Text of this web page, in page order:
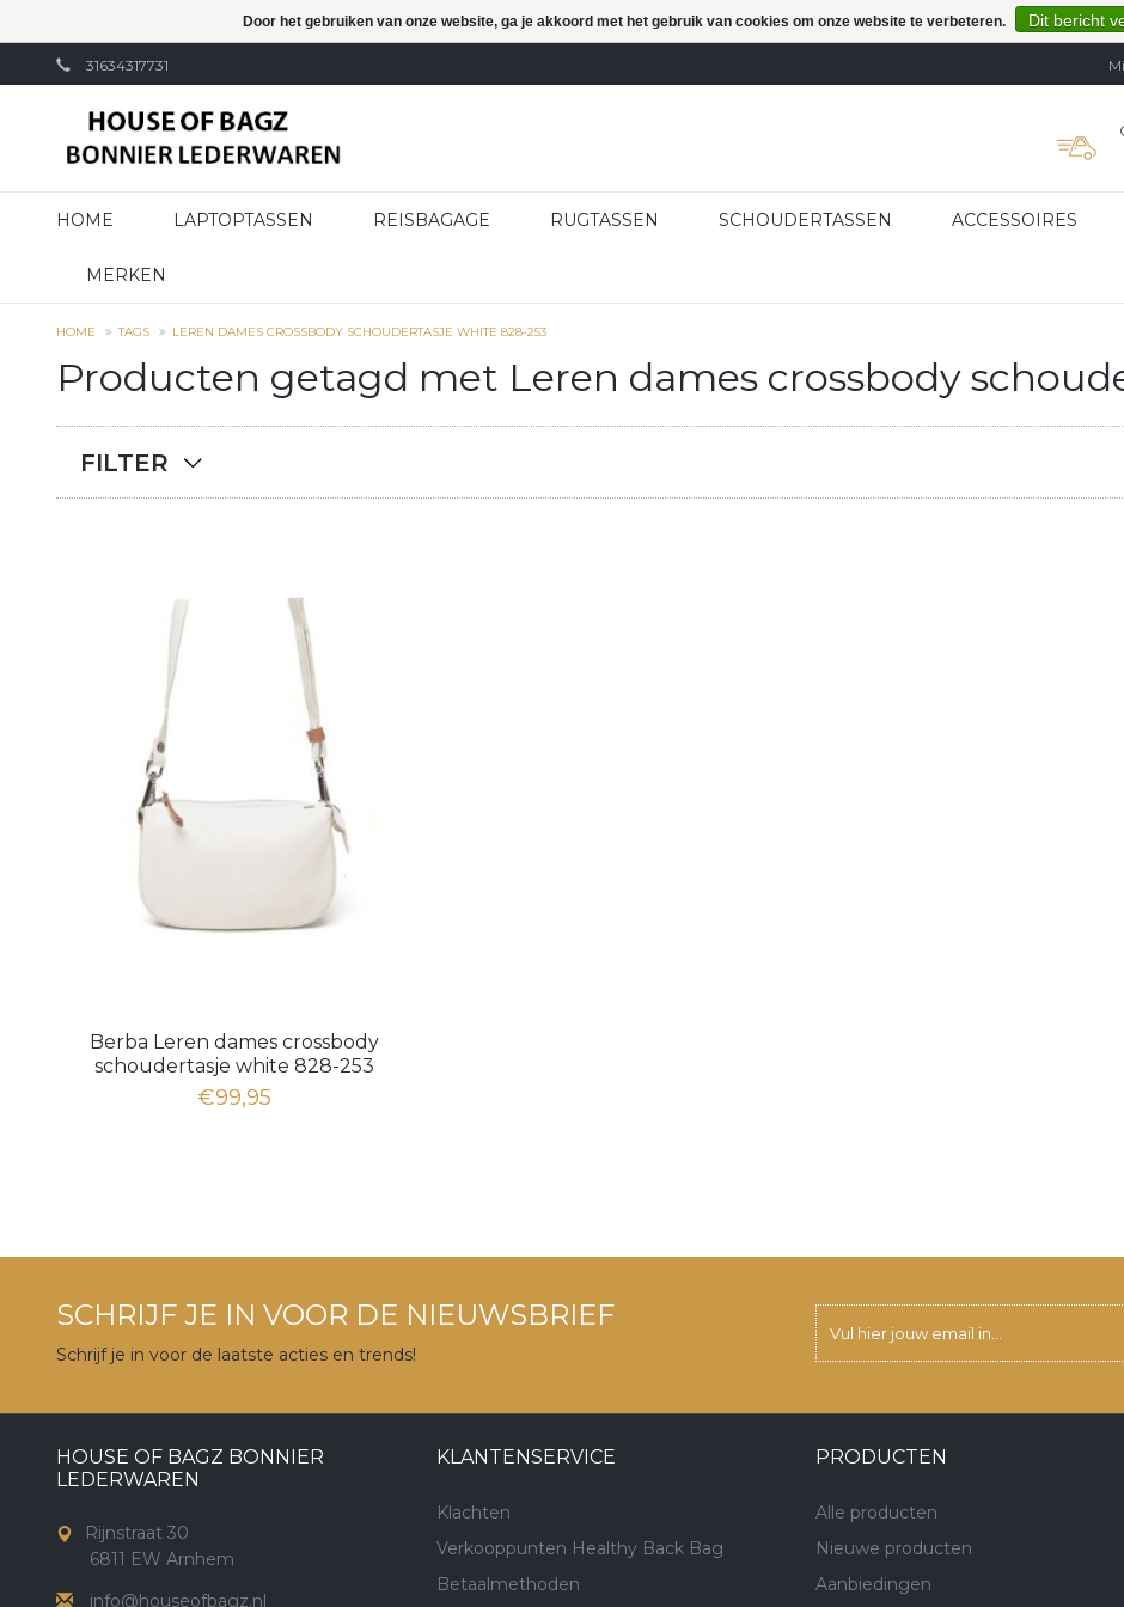
31634317731
HOME LAPTOPTASSEN REISBAGAGE RUGTASSEN SCHOUDERTASSEN ACCESSOIRES
MERKEN
HOME TAGS LEREN DAMES CROSSBODY SCHOUDERTASJE WHITE 828-253
Producten getagd met Leren dames crossbody
FILTER
Berba Leren dames crossbody
schoudertasje white 828-253
€99,95
SCHRIJF JE IN VOOR DE NIEUWSBRIEF
Schrijf je in voor de laatste acties en trends!
HOUSE OF BAGZ BONNIER
LEDERWAREN
Rijnstraat 30
6811 EW Arnhem
info@houseofbagz.nl
KLANTENSERVICE
Klachten
Verkooppunten Healthy Back Bag
Betaalmethoden
PRODUCTEN
Alle producten
Nieuwe producten
Aanbiedingen
Door het gebruiken van onze website, ga je akkoord met het gebruik van cookies om onze website te verbeteren. Dit bericht